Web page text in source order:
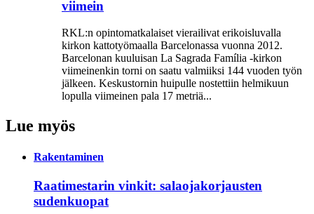
viimein
RKL:n opintomatkalaiset vierailivat erikoisluvalla
kirkon kattotyömaalla Barcelonassa vuonna 2012.
Barcelonan kuuluisan La Sagrada Família -kirkon
viimeinenkin torni on saatu valmiiksi­ 144 vuoden työn
jälkeen. Keskustornin huipulle nostettiin helmikuun
lopulla viimeinen pala 17 metriä...
Lue myös
Rakentaminen
Raatimestarin vinkit: salaojakorjausten
sudenkuopat